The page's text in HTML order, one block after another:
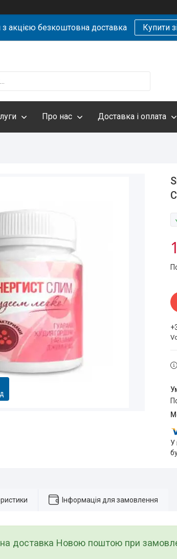
акцією безкоштовна доставка Купити
Про нас Доставка і оплата
У
Інформація для замовлення
доставка Новою поштою при